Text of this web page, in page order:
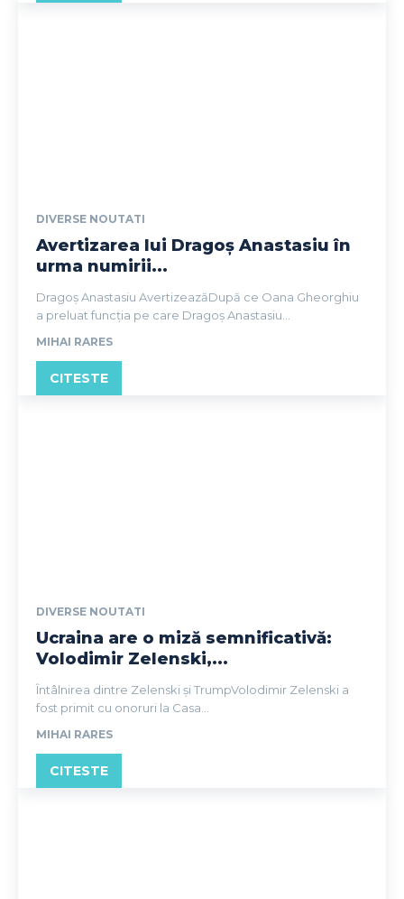
DIVERSE NOUTATI
Avertizarea lui Dragoș Anastasiu în
urma numirii...
Dragoș Anastasiu AvertizeazăDupă ce Oana Gheorghiu
a preluat funcția pe care Dragoș Anastasiu...
MIHAI RARES
CITESTE
DIVERSE NOUTATI
Ucraina are o miză semnificativă:
Volodimir Zelenski,...
Întâlnirea dintre Zelenski și TrumpVolodimir Zelenski a
fost primit cu onoruri la Casa...
MIHAI RARES
CITESTE